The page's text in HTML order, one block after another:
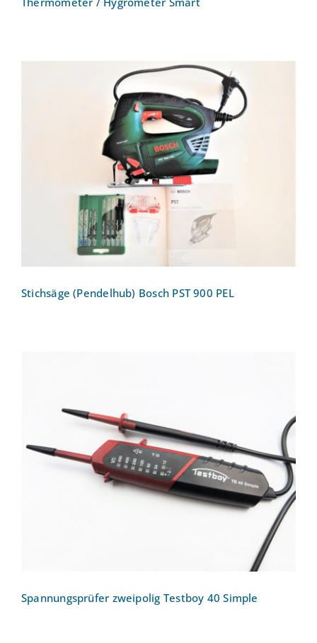
Stichsäge (Pendelhub) Bosch PST 900
PEL
Stichsäge (Pendelhub) Bosch PST 900 PEL
Spannungsprüfer zweipolig Testboy 40
Simple
Spannungsprüfer zweipolig Testboy 40 Simple